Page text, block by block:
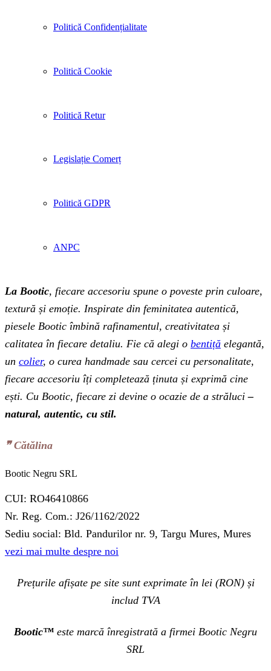
Politică Confidențialitate
Politică Cookie
Politică Retur
Legislație Comerț
Politică GDPR
ANPC
La Bootic, fiecare accesoriu spune o poveste prin culoare,
textură și emoție. Inspirate din feminitatea autentică,
piesele Bootic îmbină rafinamentul, creativitatea și
calitatea în fiecare detaliu. Fie că alegi o bentiță elegantă,
un colier, o curea handmade sau cercei cu personalitate,
fiecare accesoriu îți completează ținuta și exprimă cine
ești. Cu Bootic, fiecare zi devine o ocazie de a străluci –
natural, autentic, cu stil.
❞‬ Cătălina
Bootic Negru SRL
CUI: RO46410866
Nr. Reg. Com.: J26/1162/2022
Sediu social: Bld. Pandurilor nr. 9, Targu Mures, Mures
vezi mai multe despre noi
Prețurile afișate pe site sunt exprimate în lei (RON) și
includ TVA
Bootic™ este marcă înregistrată a firmei Bootic Negru
SRL